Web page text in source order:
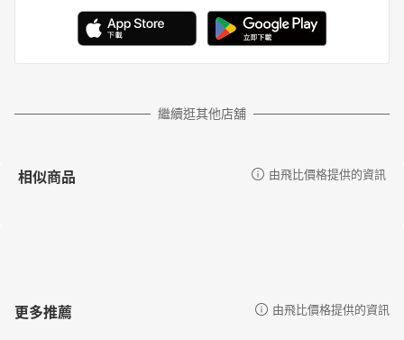
繼續逛其他店舖
相似商品 由飛比價格提供的資訊
更多推薦 由飛比價格提供的資訊